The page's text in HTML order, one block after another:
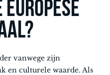
europese
vanwege zijn
en culturele waarde. Als